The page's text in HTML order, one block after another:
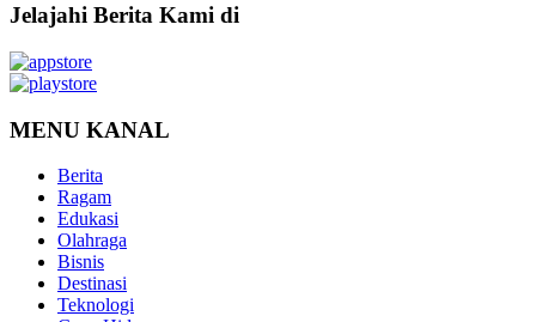
Jelajahi Berita Kami di
MENU KANAL
Berita
Ragam
Edukasi
Olahraga
Bisnis
Destinasi
Teknologi